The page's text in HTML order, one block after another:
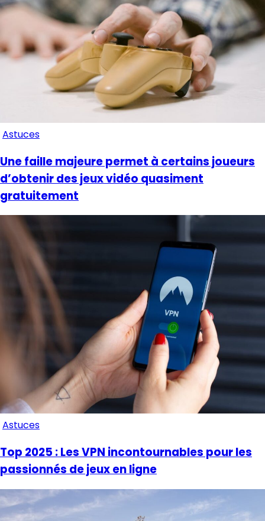
Astuces
Une faille majeure permet à certains joueurs
d’obtenir des jeux vidéo quasiment
gratuitement
Astuces
Top 2025 : Les VPN incontournables pour les
passionnés de jeux en ligne